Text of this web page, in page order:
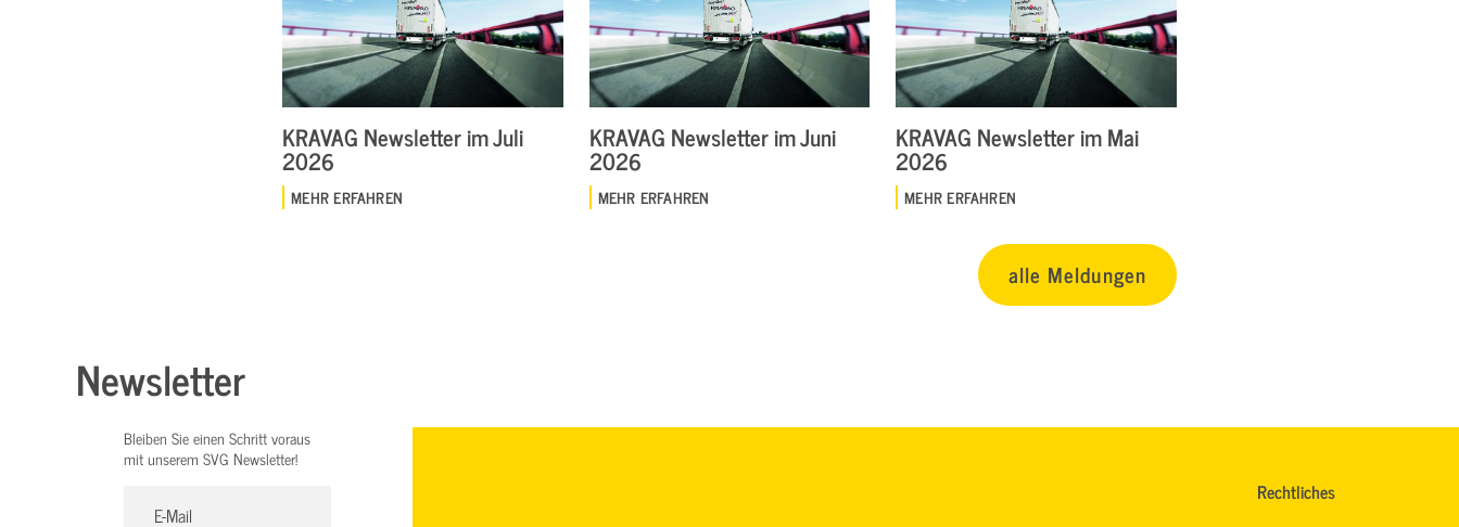
KRAVAG Newsletter im Juli
2026
MEHR ERFAHREN
KRAVAG Newsletter im Juni
2026
MEHR ERFAHREN
KRAVAG Newsletter im Mai
2026
MEHR ERFAHREN
alle Meldungen
Newsletter
Bleiben Sie einen Schritt voraus
mit unserem SVG Newsletter!
Rechtliches